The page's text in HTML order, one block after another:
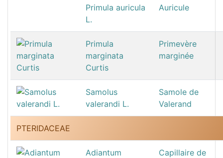
Primula auricula
L.
Auricule
Primula
marginata
Curtis
Primevère
marginée
Samolus
valerandi L.
Samole de
Valerand
PTERIDACEAE
Adiantum
Capillaire de